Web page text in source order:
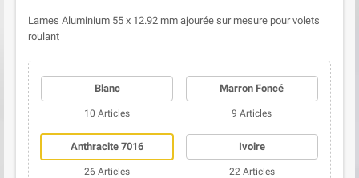
(10 avis)
Lames Aluminium 55 x 12.92 mm ajourée sur mesure pour volets
roulant
Blanc
10 Articles
Marron Foncé
9 Articles
Anthracite 7016
26 Articles
Ivoire
22 Articles